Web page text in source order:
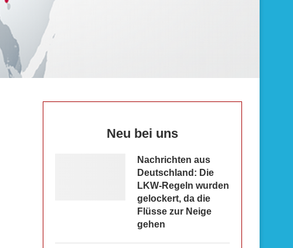
Neu bei uns
Nachrichten aus
Deutschland: Die
LKW-Regeln wurden
gelockert, da die
Flüsse zur Neige
gehen